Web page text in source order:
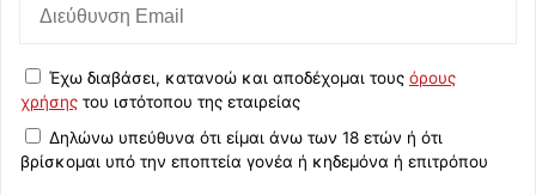
Έχω διαβάσει, κατανοώ και αποδέχομαι τους όρους
χρήσης του ιστότοπου της εταιρείας
Δηλώνω υπεύθυνα ότι είμαι άνω των 18 ετών ή ότι
βρίσκομαι υπό την εποπτεία γονέα ή κηδεμόνα ή επιτρόπου